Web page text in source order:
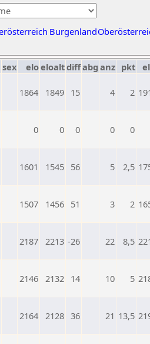
Burgenland
sex eloeloaltdiffabg anz pkt
1864 1849 15 4 2
0 0 0 0 0
1601 1545 56 5 2,5
1507 1456 51 3 2
2187 2213 -26 22 8,5
2146 2132 14 10 5
2164 2128 36 21 13,5